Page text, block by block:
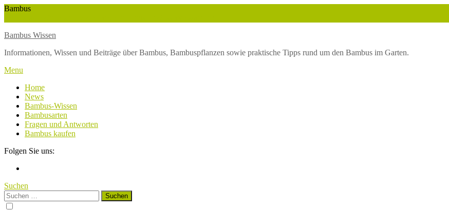
Skip
Bambus
Bambus Wissen
Informationen, Wissen und Beiträge über Bambus, Bambuspflanzen sowie praktische Tipps rund um den Bambus im Garten.
Menu
Home
News
Bambus-Wissen
Bambusarten
Fragen und Antworten
Bambus kaufen
Folgen Sie uns:
Suchen
Suchen
nach: